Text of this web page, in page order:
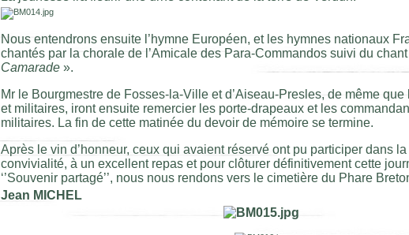
Nous entendrons ensuite l’hymne Européen, et les hymnes nationaux
chantés par la chorale de l’Amicale des Para-Commandos suivi du chant
Camarade».
Mr le Bourgmestre de Fosses-la-Ville et d’Aiseau-Presles, de même
et militaires, iront ensuite remercier les porte-drapeaux et les
militaires. La fin de cette matinée du devoir de mémoire se termine.
Après le vin d’honneur, ceux qui avaient réservé ont pu participer dans
convivialité, à un excellent repas et pour clôturer définitivement cette
‘’Souvenir partagé’’, nous nous rendons vers le cimetière du Phare
Jean MICHEL